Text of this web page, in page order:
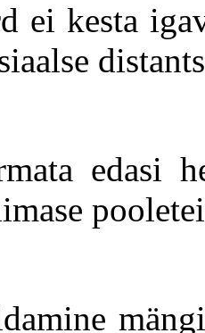
ei kesta
edasi